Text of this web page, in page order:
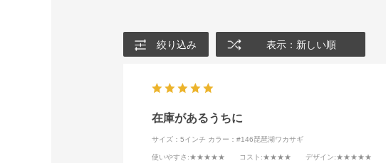
絞り込み 表示：新しい順
在庫があるうちに
サイズ：5インチ カラー：#146琵琶湖ワカサギ
使いやすさ :★★★★★ コスト :★★★★ デザイン:★★★★★